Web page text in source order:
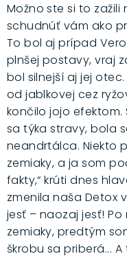
Možno ste si to zažili
schudnúť vám ako
To bol aj prípad
plnšej postavy, vraj
bol silnejší aj jej
od jablkovej cez
končilo jojo
sa týka stravy, bola
neandrtálca. Niekto
zemiaky, a ja som
fakty,“ krúti dnes
zmenila naša Detox
jesť – naozaj jesť!
zemiaky, predtým
škrobu sa priberá...